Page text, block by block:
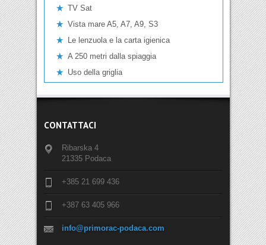
TV Sat
Vista mare A5, A7, A9, S3
Le lenzuola e la carta igienica
A 250 metri dalla spiaggia
Uso della griglia
CONTATTACI
Ribarska 4
21335 Podaca
+385 21 699 436
+387 63 405 966
info@primorac-podaca.com